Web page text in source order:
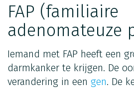
FAP (familiaire
adenomateuze
Iemand met FAP heeft een
darmkanker te krijgen. De
verandering in een gen. De